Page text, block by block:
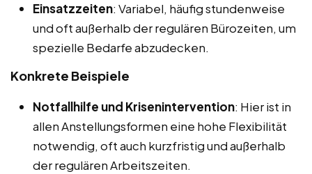
Einsatzzeiten: Variabel, häufig stundenweise
und oft außerhalb der regulären Bürozeiten, um
spezielle Bedarfe abzudecken.
Konkrete Beispiele
Notfallhilfe und Krisenintervention: Hier ist in
allen Anstellungsformen eine hohe Flexibilität
notwendig, oft auch kurzfristig und außerhalb
der regulären Arbeitszeiten.